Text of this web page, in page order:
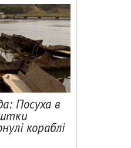
Посуха в
кораблі